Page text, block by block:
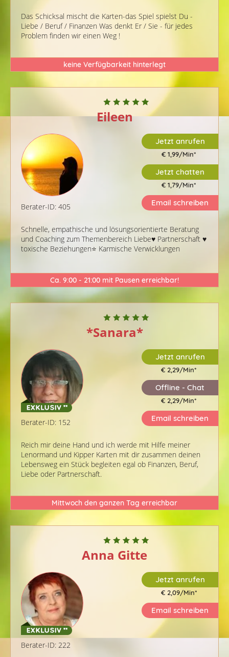
Das Schicksal mischt die Karten-das Spiel spielst Du -
Liebe / Beruf / Finanzen Was denkt Er / Sie - für jedes
Problem finden wir einen Weg !
keine Verfügbarkeit hinterlegt
Eileen
Berater-ID: 405
Schnelle, empathische und lösungsorientierte Beratung
und Coaching zum Themenbereich Liebe♥️ Partnerschaft ♥️
toxische Beziehungen⭐️ Karmische Verwicklungen
Jetzt anrufen
€ 1,99/Min*
Jetzt chatten
€ 1,79/Min*
Email schreiben
Ca. 9:00 - 21:00 mit Pausen erreichbar!
*Sanara*
Berater-ID: 152
Reich mir deine Hand und ich werde mit Hilfe meiner
Lenormand und Kipper Karten mit dir zusammen deinen
Lebensweg ein Stück begleiten egal ob Finanzen, Beruf,
Liebe oder Partnerschaft.
Jetzt anrufen
€ 2,29/Min*
Offline - Chat
€ 2,29/Min*
Email schreiben
Mittwoch den ganzen Tag erreichbar
Anna Gitte
Berater-ID: 222
Jetzt anrufen
€ 2,09/Min*
Email schreiben